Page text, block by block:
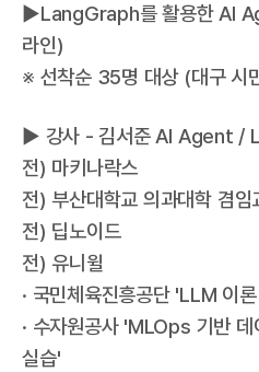
▶LangGraph를 활용한 AI
라인)
※ 선착순 35명 대상 (대구 시
▶ 강사 - 김서준 AI Agent /
전) 마키나락스
전) 부산대학교 의과대학 겸임
전) 딥노이드
전) 유니윌
· 국민체육진흥공단 'LLM 이
· 수자원공사 'MLOps 기반
실습'